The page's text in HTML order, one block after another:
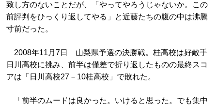
致し方のないことだが、「やってやろうじゃないか。この
前評判をひっくり返してやる」と近藤たちの腹の中は沸騰
寸前だった。
2008年11月7日 山梨県予選の決勝戦。桂高校は好敵手
日川高校に挑み、前半は僅差で折り返したものの最終スコ
アは「日川高校27－10桂高校」で敗れた。
「前半のムードは良かった。いけると思った。でも集中